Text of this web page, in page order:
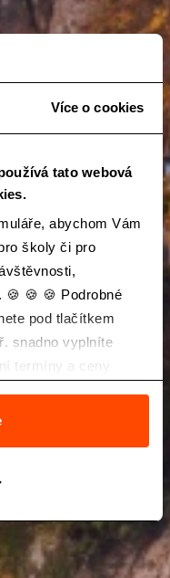
Více o cookies
tato webová
abychom Vám
školy či pro
🍪 🍪 Podrobné
pod tlačítkem
snadno vyplníte
termíny a ceny